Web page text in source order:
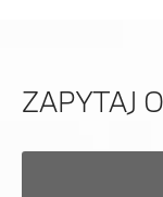
ZAPYTAJ